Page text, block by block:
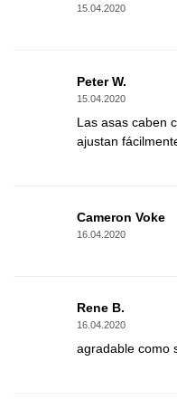
15.04.2020
Peter W.
15.04.2020
Las asas caben
ajustan
Cameron Voke
16.04.2020
Rene B.
16.04.2020
agradable como